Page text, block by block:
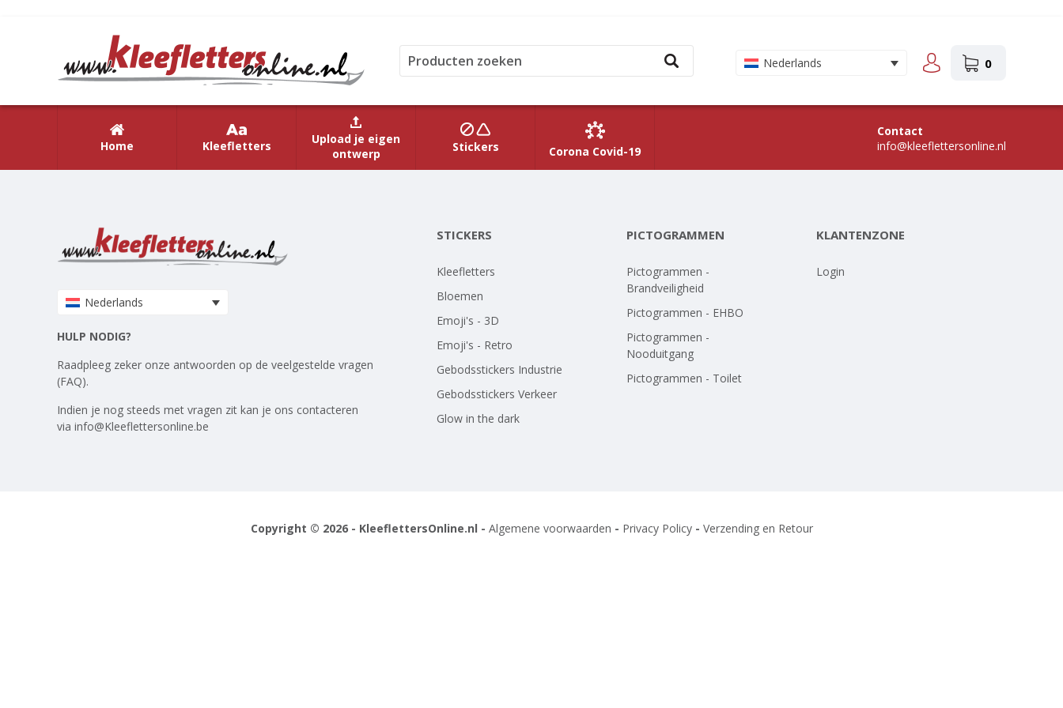
Nederlands 0
Home Kleefletters
Upload je eigen
ontwerp
Stickers Corona Covid-19
Contact
info@kleeflettersonline.nl
Nederlands
HULP NODIG?
Raadpleeg zeker onze antwoorden op de veelgestelde vragen
(FAQ).
Indien je nog steeds met vragen zit kan je ons contacteren
via info@Kleeflettersonline.be
STICKERS
Kleefletters
Bloemen
Emoji's - 3D
Emoji's - Retro
Gebodsstickers Industrie
Gebodsstickers Verkeer
Glow in the dark
PICTOGRAMMEN
Pictogrammen -
Brandveiligheid
Pictogrammen - EHBO
Pictogrammen -
Nooduitgang
Pictogrammen - Toilet
KLANTENZONE
Login
Copyright © 2026 - KleeflettersOnline.nl - Algemene voorwaarden - Privacy Policy- Verzending en Retour